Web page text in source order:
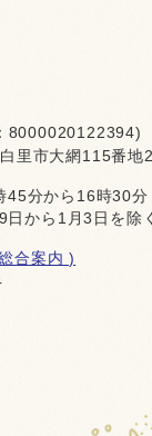
8000020122394)
里市大網115番地2
45分から16時30分
から1月3日を除く
合案内 )